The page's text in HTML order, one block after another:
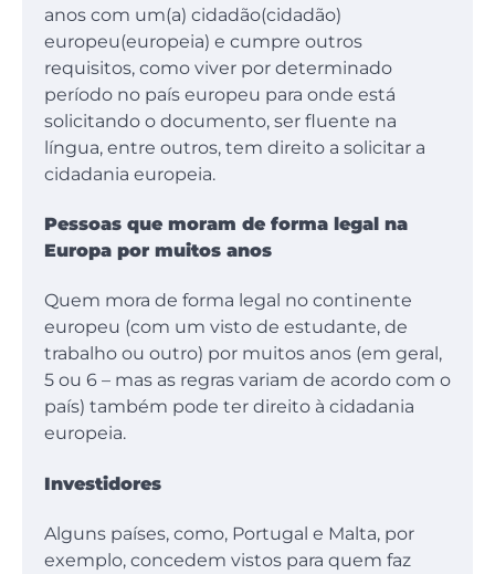
anos com um(a) cidadão(cidadão)
europeu(europeia) e cumpre outros
requisitos, como viver por determinado
período no país europeu para onde está
solicitando o documento, ser fluente na
língua, entre outros, tem direito a solicitar a
cidadania europeia.
Pessoas que moram de forma legal na
Europa por muitos anos
Quem mora de forma legal no continente
europeu (com um visto de estudante, de
trabalho ou outro) por muitos anos (em geral,
5 ou 6 – mas as regras variam de acordo com o
país) também pode ter direito à cidadania
europeia.
Investidores
Alguns países, como, Portugal e Malta, por
exemplo, concedem vistos para quem faz